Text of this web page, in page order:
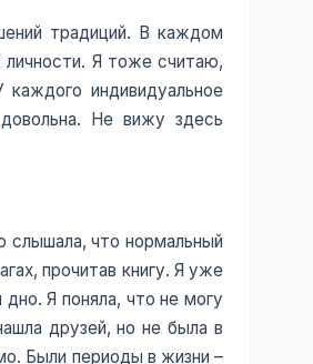
традиций. В каждом
личности. Я тоже считаю,
индивидуальное
Не вижу здесь
слышала, что нормальный
прочитав книгу. Я уже
Я поняла, что не могу
друзей, но не была в
Были периоды в жизни –